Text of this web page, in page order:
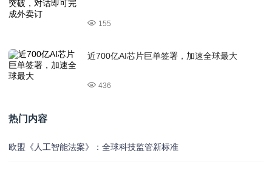
155
近700亿AI芯片巨单签署，加速全球最大
436
热门内容
欧盟《人工智能法案》：全球科技监管新标准